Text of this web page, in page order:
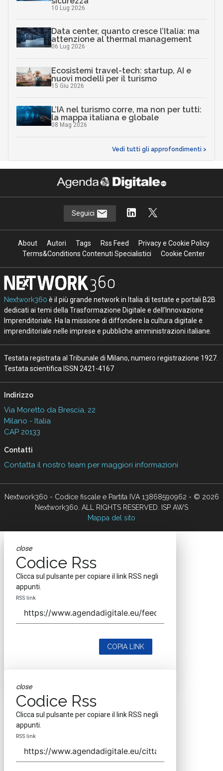
10 Lug 2026
Data center, quanto cresce l’Italia: ma
attenzione al thermal management
06 Lug 2026
Ecosistemi travel-tech: startup, AI e
nuovi modelli per il turismo
15 Giu 2026
L’IA nel turismo corre, ma non per tutti:
la mappa italiana e globale
08 Mag 2026
Vedi tutti gli approfondimenti >
Seguici
About Autori Tags Rss Feed
Privacy e Cookie Policy
Terms&Conditions Contenuti Specialistici
Cookie Center
Nextwork360 è il più grande network in Italia di testate e portali B2B
dedicati ai temi della Trasformazione Digitale e dell’Innovazione
Imprenditoriale. Ha la missione di diffondere la cultura digitale e
imprenditoriale nelle imprese e pubbliche amministrazioni italiane.
Testata registrata al Tribunale di Milano, numero registrazione 1927.
Testata scientifica ISSN 2421-4167
Indirizzo
Via Moretto da Brescia, 22
Milano - Italia
CAP 20133
Contatti
Contatta il nostro team per maggiori informazioni
Nextwork360 - Codice fiscale e Partita IVA 13868590962 - © 2026
Nextwork360. ALL RIGHTS RESERVED. ISP AWS
Mappa del sito
close
Codice Rss
Clicca sul pulsante per copiare il link RSS negli
appunti.
RSS link
COPIA LINK
close
Codice Rss
Clicca sul pulsante per copiare il link RSS negli
appunti.
RSS link